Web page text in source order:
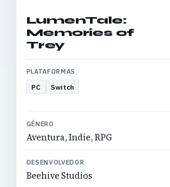
LumenTale:
Memories of
Trey
PLATAFORMAS
PC Switch
GÉNERO
Aventura, Indie, RPG
DESENVOLVEDOR
Beehive Studios